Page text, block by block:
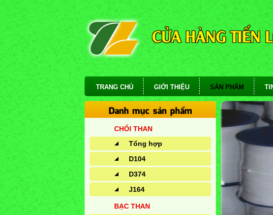
CỬA HÀNG TIẾN
TRANG CHỦ GIỚI THIỆU SẢN PHẨM
Danh mục sản phẩm
CHỔI THAN
Tổng hợp
D104
D374
J164
BẠC THAN